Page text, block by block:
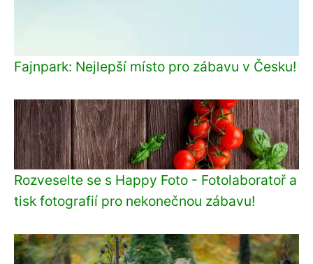
Fajnpark: Nejlepší místo pro zábavu v Česku!
Rozveselte se s Happy Foto - Fotolaboratoř a
tisk fotografií pro nekonečnou zábavu!